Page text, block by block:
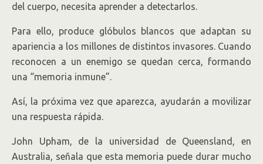
del cuerpo, necesita aprender a detectarlos.
Para ello, produce glóbulos blancos que adaptan su
apariencia a los millones de distintos invasores. Cuando
reconocen a un enemigo se quedan cerca, formando
una “memoria inmune”.
Así, la próxima vez que aparezca, ayudarán a movilizar
una respuesta rápida.
John Upham, de la universidad de Queensland, en
Australia, señala que esta memoria puede durar mucho